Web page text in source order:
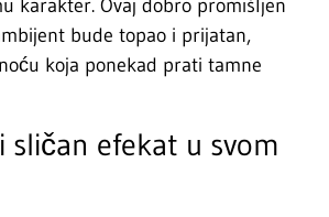
karakter. Ovaj dobro promišljen
bude topao i prijatan,
koja ponekad prati tamne
sličan efekat u svom